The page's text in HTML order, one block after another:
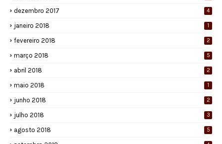
dezembro 2017 4
janeiro 2018 1
fevereiro 2018 2
março 2018 5
abril 2018 2
maio 2018 1
junho 2018 2
julho 2018 3
agosto 2018 5